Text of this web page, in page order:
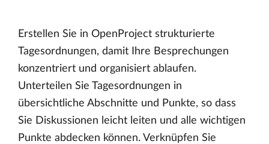
Erstellen Sie in OpenProject strukturierte
Tagesordnungen, damit Ihre Besprechungen
konzentriert und organisiert ablaufen.
Unterteilen Sie Tagesordnungen in
übersichtliche Abschnitte und Punkte, so dass
Sie Diskussionen leicht leiten und alle wichtigen
Punkte abdecken können. Verknüpfen Sie